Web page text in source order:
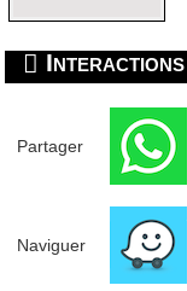
Interactions
Partager
Naviguer